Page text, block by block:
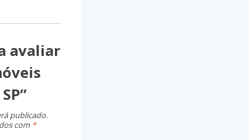
avaliar
publicado.
com *